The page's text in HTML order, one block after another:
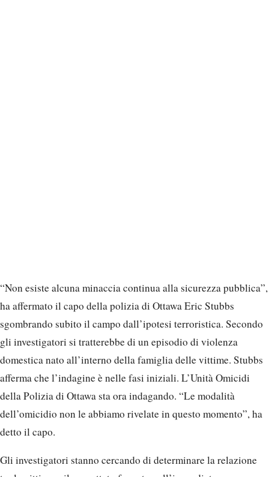
“Non esiste alcuna minaccia continua alla sicurezza pubblica”,
ha affermato il capo della polizia di Ottawa Eric Stubbs
sgombrando subito il campo dall’ipotesi terroristica. Secondo
gli investigatori si tratterebbe di un episodio di violenza
domestica nato all’interno della famiglia delle vittime. Stubbs
afferma che l’indagine è nelle fasi iniziali. L’Unità Omicidi
della Polizia di Ottawa sta ora indagando. “Le modalità
dell’omicidio non le abbiamo rivelate in questo momento”, ha
detto il capo.
Gli investigatori stanno cercando di determinare la relazione